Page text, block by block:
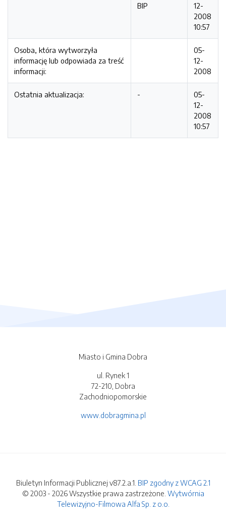
BIP
12-
2008
10:57
Osoba, która wytworzyła
informację lub odpowiada za treść
informacji:
05-
12-
2008
Ostatnia aktualizacja: -
05-
12-
2008
10:57
Miasto i Gmina Dobra
ul. Rynek 1
72-210, Dobra
Zachodniopomorskie
www.dobragmina.pl
Biuletyn Informacji Publicznej v87.2.a.1. BIP zgodny z WCAG 2.1
© 2003 - 2026 Wszystkie prawa zastrzeżone. Wytwórnia
Telewizyjno-Filmowa Alfa Sp. z o.o.